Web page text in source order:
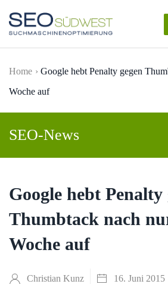
Skip to main content
Home
Google hebt Penalty gegen
Woche auf
SEO-News
Google hebt Penalty
Thumbtack nach
Woche auf
Christian Kunz 16. Juni 2015